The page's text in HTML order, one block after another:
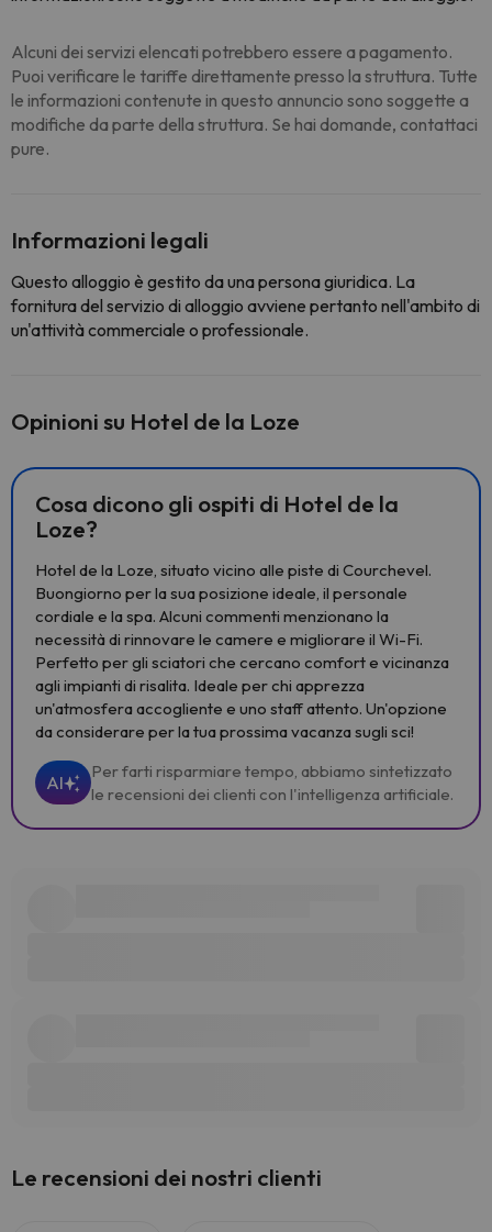
Alcuni dei servizi elencati potrebbero essere a pagamento.
Puoi verificare le tariffe direttamente presso la struttura. Tutte
le informazioni contenute in questo annuncio sono soggette a
modifiche da parte della struttura. Se hai domande, contattaci
pure.
Informazioni legali
Questo alloggio è gestito da una persona giuridica. La
fornitura del servizio di alloggio avviene pertanto nell'ambito di
un'attività commerciale o professionale.
Opinioni su Hotel de la Loze
Cosa dicono gli ospiti di Hotel de la
Loze?
Hotel de la Loze, situato vicino alle piste di Courchevel.
Buongiorno per la sua posizione ideale, il personale
cordiale e la spa. Alcuni commenti menzionano la
necessità di rinnovare le camere e migliorare il Wi-Fi.
Perfetto per gli sciatori che cercano comfort e vicinanza
agli impianti di risalita. Ideale per chi apprezza
un'atmosfera accogliente e uno staff attento. Un'opzione
da considerare per la tua prossima vacanza sugli sci!
AI
Per farti risparmiare tempo, abbiamo sintetizzato
le recensioni dei clienti con l'intelligenza artificiale.
Le recensioni dei nostri clienti